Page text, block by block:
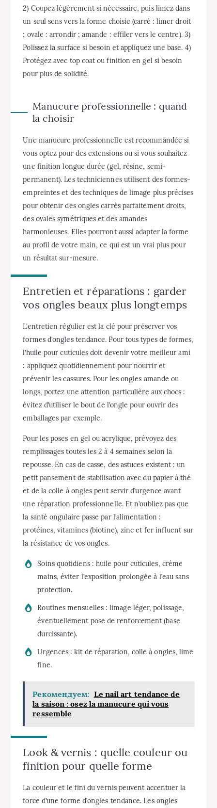
2) Coupez légèrement si nécessaire, puis limez dans
un seul sens vers la forme choisie (carré : limer droit
; ovale : arrondir ; amande : effiler vers le centre). 3)
Polissez la surface si besoin et appliquez une base. 4)
Protégez avec top coat ou finition en gel si besoin
pour plus de solidité.
Manucure professionnelle : quand
la choisir
Une manucure professionnelle est recommandée si
vous optez pour des extensions ou si vous souhaitez
une finition longue durée (gel, résine, semi-
permanent). Les techniciennes utilisent des formes-
empreintes et des techniques de limage plus précises
pour obtenir des ongles carrés parfaitement droits,
des ovales symétriques et des amandes
harmonieuses. Elles pourront aussi adapter la forme
au profil de votre main, ce qui est un vrai plus pour
un résultat sur-mesure.
Entretien et réparations : garder
vos ongles beaux plus longtemps
L’entretien régulier est la clé pour préserver vos
formes d’ongles tendance. Pour tous types de formes,
l’huile pour cuticules doit devenir votre meilleur ami
: appliquez quotidiennement pour nourrir et
prévenir les cassures. Pour les ongles amande ou
longs, portez une attention particulière aux chocs :
évitez d’utiliser le bout de l’ongle pour ouvrir des
emballages par exemple.
Pour les poses en gel ou acrylique, prévoyez des
remplissages toutes les 2 à 4 semaines selon la
repousse. En cas de casse, des astuces existent : un
petit pansement de stabilisation avec du papier à thé
et de la colle à ongles peut servir d’urgence avant
une réparation professionnelle. Et n’oubliez pas que
la santé ongulaire passe par l’alimentation :
protéines, vitamines (biotine), zinc et fer influent sur
la résistance de vos ongles.
Soins quotidiens : huile pour cuticules, crème
mains, éviter l’exposition prolongée à l’eau sans
protection.
Routines mensuelles : limage léger, polissage,
éventuellement pose de renforcement (base
durcissante).
Urgences : kit de réparation, colle à ongles, lime
fine.
Рекомендуем: Le nail art tendance de
la saison : osez la manucure qui vous
ressemble
Look & vernis : quelle couleur ou
finition pour quelle forme
La couleur et le fini du vernis peuvent accentuer la
force d’une forme d’ongles tendance. Les ongles